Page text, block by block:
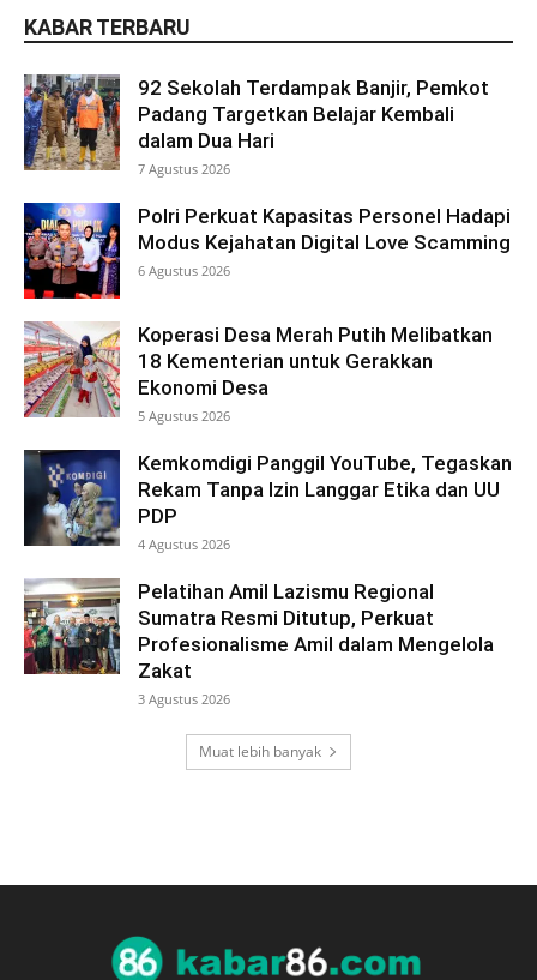
KABAR TERBARU
92 Sekolah Terdampak Banjir, Pemkot
Padang Targetkan Belajar Kembali
dalam Dua Hari
7 Agustus 2026
Polri Perkuat Kapasitas Personel Hadapi
Modus Kejahatan Digital Love Scamming
6 Agustus 2026
Koperasi Desa Merah Putih Melibatkan
18 Kementerian untuk Gerakkan
Ekonomi Desa
5 Agustus 2026
Kemkomdigi Panggil YouTube, Tegaskan
Rekam Tanpa Izin Langgar Etika dan UU
PDP
4 Agustus 2026
Pelatihan Amil Lazismu Regional
Sumatra Resmi Ditutup, Perkuat
Profesionalisme Amil dalam Mengelola
Zakat
3 Agustus 2026
Muat lebih banyak